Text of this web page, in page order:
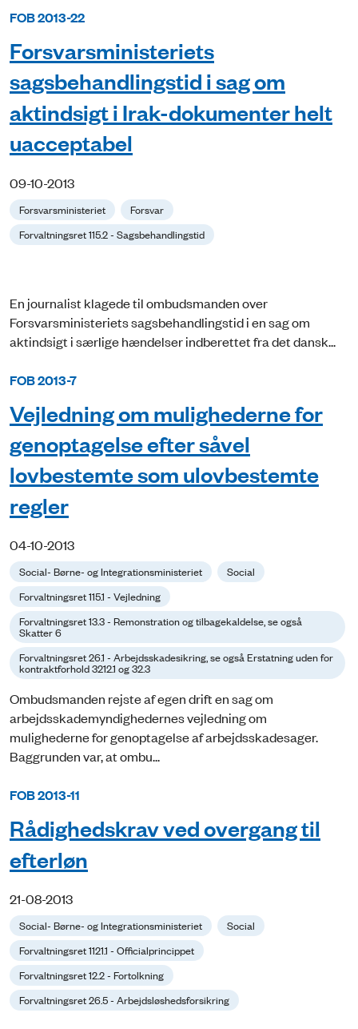
FOB 2013-22
Forsvarsministeriets
sagsbehandlingstid i sag om
aktindsigt i Irak-dokumenter helt
uacceptabel
09-10-2013
Forsvarsministeriet
Forsvar
Forvaltningsret 115.2 - Sagsbehandlingstid
En journalist klagede til ombudsmanden over
Forsvarsministeriets sagsbehandlingstid i en sag om
aktindsigt i særlige hændelser indberettet fra det dansk...
FOB 2013-7
Vejledning om mulighederne for
genoptagelse efter såvel
lovbestemte som ulovbestemte
regler
04-10-2013
Social- Børne- og Integrationsministeriet
Social
Forvaltningsret 115.1 - Vejledning
Forvaltningsret 13.3 - Remonstration og tilbagekaldelse, se også
Skatter 6
Forvaltningsret 26.1 - Arbejdsskadesikring, se også Erstatning uden for
kontraktforhold 3212.1 og 32.3
Ombudsmanden rejste af egen drift en sag om
arbejdsskademyndighedernes vejledning om
mulighederne for genoptagelse af arbejdsskadesager.
Baggrunden var, at ombu...
FOB 2013-11
Rådighedskrav ved overgang til
efterløn
21-08-2013
Social- Børne- og Integrationsministeriet
Social
Forvaltningsret 1121.1 - Officialprincippet
Forvaltningsret 12.2 - Fortolkning
Forvaltningsret 26.5 - Arbejdsløshedsforsikring